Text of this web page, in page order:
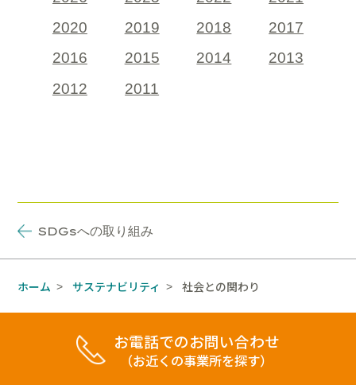
2020
2019 2018
2017
2016
2015 2014
2013
2012
2011
SDGsへの取り組み
ホーム > サステナビリティ > 社会との関わり
お電話でのお問い合わせ
（お近くの事業所を探す）